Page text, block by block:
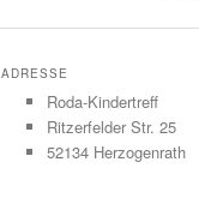
ADRESSE
Roda-Kindertreff
Ritzerfelder Str. 25
52134 Herzogenrath